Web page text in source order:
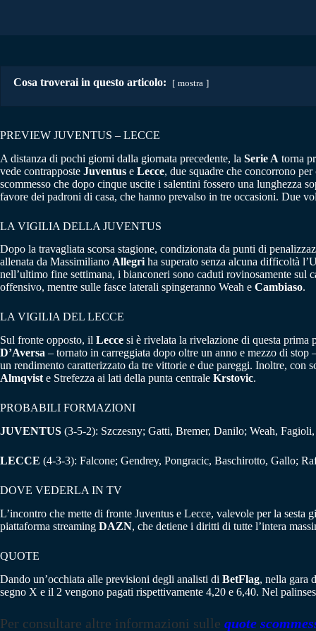
Cosa troverai in questo articolo: mostra
PREVIEW JUVENTUS – LECCE
A distanza di pochi giorni dalla giornata precedente, la Serie A torna
vede contrapposte Juventus e Lecce, due squadre che concorrono
scommesso che dopo cinque uscite i salentini fossero una lunghezza
favore dei padroni di casa, che hanno prevalso in tre occasioni. Due
LA VIGILIA DELLA JUVENTUS
Dopo la travagliata scorsa stagione, condizionata da punti di
allenata da Massimiliano Allegriha superato senza alcuna difficoltà
nell’ultimo fine settimana, i bianconeri sono caduti rovinosamente sul
offensivo, mentre sulle fasce laterali spingeranno Weah e Cambiaso.
LA VIGILIA DEL LECCE
Sul fronte opposto, il Lecce si è rivelata la rivelazione di questa prima
D’Aversa – tornato in carreggiata dopo oltre un anno e mezzo di stop
un rendimento caratterizzato da tre vittorie e due pareggi. Inoltre, con
Almqvist e Strefezza ai lati della punta centrale Krstovic.
PROBABILI FORMAZIONI
JUVENTUS (3-5-2): Szczesny; Gatti, Bremer, Danilo; Weah,
LECCE (4-3-3): Falcone; Gendrey, Pongracic, Baschirotto, Gallo;
DOVE VEDERLA IN TV
L’incontro che mette di fronte Juventus e Lecce, valevole per la sesta
piattaforma streaming DAZN, che detiene i diritti di tutte l’intera
QUOTE
Dando un’occhiata alle previsioni degli analisti di BetFlag, nella gara
segno X e il 2 vengono pagati rispettivamente 4,20 e 6,40. Nel
Per consultare altre informazioni sulle quote